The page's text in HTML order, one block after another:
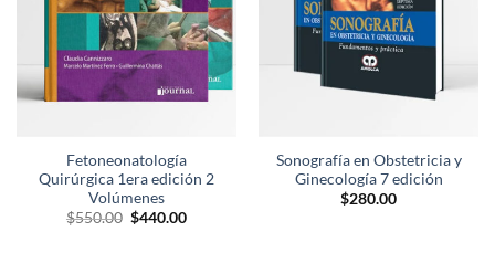
Fetoneonatología
Quirúrgica 1era edición 2
Volúmenes
$550.00 El
$440.00El
Sonografía en Obstetricia y
Ginecología 7 edición
$280.00